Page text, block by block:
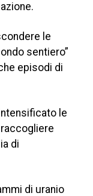
le
sentiero”
episodi di
le
di
di uranio